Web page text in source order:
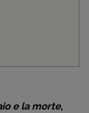
e la morte,